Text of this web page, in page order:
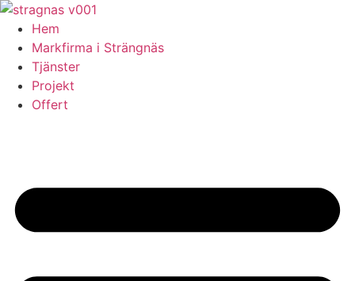
Skip
content
Hem
Markfirma i Strängnäs
Tjänster
Projekt
Offert